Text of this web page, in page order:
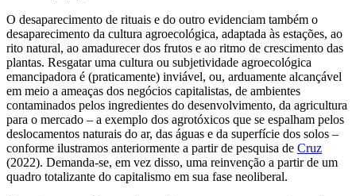
O desaparecimento de rituais e do outro evidenciam também o
desaparecimento da cultura agroecológica, adaptada às estações, ao
rito natural, ao amadurecer dos frutos e ao ritmo de crescimento das
plantas. Resgatar uma cultura ou subjetividade agroecológica
emancipadora é (praticamente) inviável, ou, arduamente alcançável
em meio a ameaças dos negócios capitalistas, de ambientes
contaminados pelos ingredientes do desenvolvimento, da agricultura
para o mercado – a exemplo dos agrotóxicos que se espalham pelos
deslocamentos naturais do ar, das águas e da superfície dos solos –
conforme ilustramos anteriormente a partir de pesquisa de Cruz
(2022). Demanda-se, em vez disso, uma reinvenção a partir de um
quadro totalizante do capitalismo em sua fase neoliberal.